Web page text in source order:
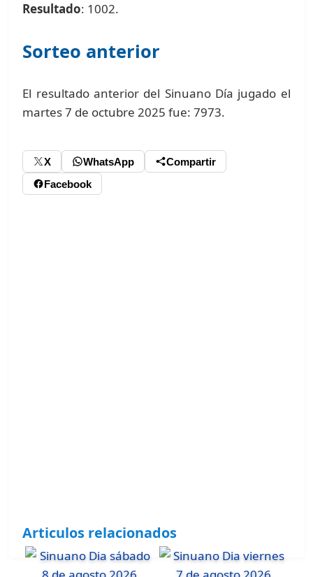
Resultado: 1002.
Sorteo anterior
El resultado anterior del Sinuano Día jugado el
martes 7 de octubre 2025 fue: 7973.
X WhatsApp
Compartir
Facebook
Articulos relacionados